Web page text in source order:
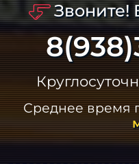
Звоните!
Среднее время